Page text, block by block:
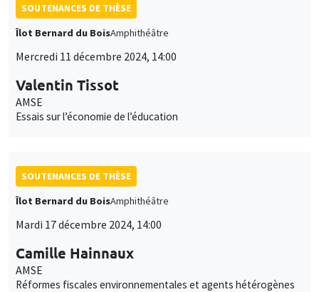
SOUTENANCES DE THÈSE
Îlot Bernard du BoisAmphithéâtre
Mercredi 11 décembre 2024, 14:00
Valentin Tissot
AMSE
Essais sur l’économie de l’éducation
SOUTENANCES DE THÈSE
Îlot Bernard du BoisAmphithéâtre
Mardi 17 décembre 2024, 14:00
Camille Hainnaux
AMSE
Réformes fiscales environnementales et agents hétérogènes